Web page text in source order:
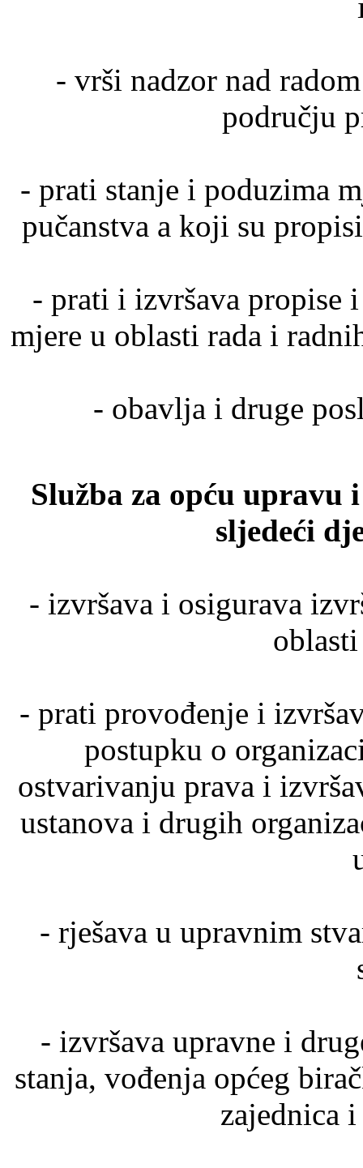
- vrši nadzor nad
području
- prati stanje i poduzima
pučanstva a koji su
- prati i izvršava propise
mjere u oblasti rada i
- obavlja i druge
Služba za opću upravu
sljedeći
- izvršava i osigurava
- prati provođenje i
postupku o
ostvarivanju prava i
ustanova i drugih
- rješava u upravnim
- izvršava upravne i
stanja, vođenja općeg
zajednica